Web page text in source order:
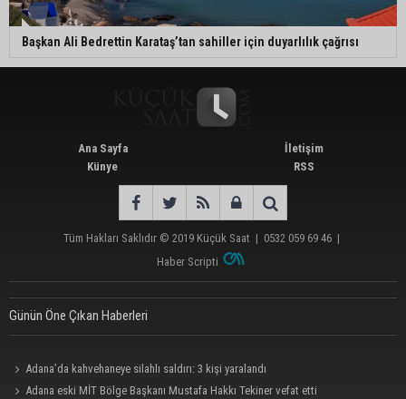
Başkan Ali Bedrettin Karataş’tan sahiller için duyarlılık çağrısı
Ana Sayfa
Künye
İletişim
RSS
Tüm Hakları Saklıdır © 2019 Küçük Saat | 0532 059 69 46 |
Haber Scripti
Günün Öne Çıkan Haberleri
Adana’da kahvehaneye silahlı saldırı: 3 kişi yaralandı
Adana eski MİT Bölge Başkanı Mustafa Hakkı Tekiner vefat etti